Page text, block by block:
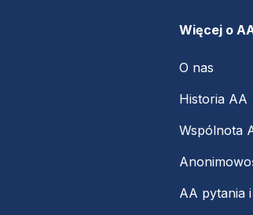
Więcej o
O nas
Historia AA
Wspólnota
AA pytania